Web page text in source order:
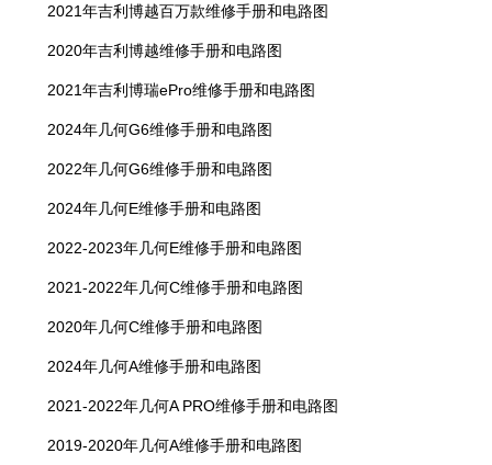
2021年吉利博越百万款维修手册和电路图
2020年吉利博越维修手册和电路图
2021年吉利博瑞ePro维修手册和电路图
2024年几何G6维修手册和电路图
2022年几何G6维修手册和电路图
2024年几何E维修手册和电路图
2022-2023年几何E维修手册和电路图
2021-2022年几何C维修手册和电路图
2020年几何C维修手册和电路图
2024年几何A维修手册和电路图
2021-2022年几何A PRO维修手册和电路图
2019-2020年几何A维修手册和电路图